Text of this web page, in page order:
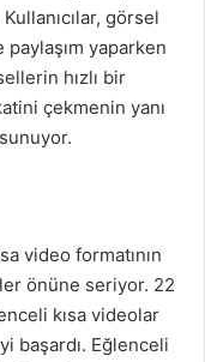
görsel
yaparken
hızlı bir
çekmenin yanı
video formatının
önüne seriyor. 22
kısa videolar
başardı. Eğlenceli